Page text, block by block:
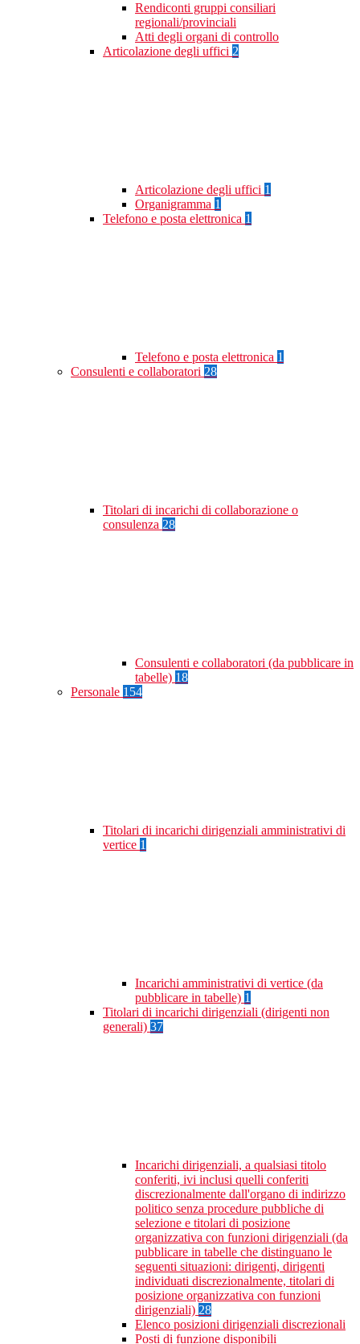
Rendiconti gruppi consiliari
regionali/provinciali
Atti degli organi di controllo
Articolazione degli uffici 2
Articolazione degli uffici 1
Organigramma 1
Telefono e posta elettronica 1
Telefono e posta elettronica 1
Consulenti e collaboratori 28
Titolari di incarichi di collaborazione o
consulenza 28
Consulenti e collaboratori (da pubblicare in
tabelle) 18
Personale 154
Titolari di incarichi dirigenziali amministrativi di
vertice 1
Incarichi amministrativi di vertice (da
pubblicare in tabelle) 1
Titolari di incarichi dirigenziali (dirigenti non
generali) 37
Incarichi dirigenziali, a qualsiasi titolo
conferiti, ivi inclusi quelli conferiti
discrezionalmente dall'organo di indirizzo
politico senza procedure pubbliche di
selezione e titolari di posizione
organizzativa con funzioni dirigenziali (da
pubblicare in tabelle che distinguano le
seguenti situazioni: dirigenti, dirigenti
individuati discrezionalmente, titolari di
posizione organizzativa con funzioni
dirigenziali) 28
Elenco posizioni dirigenziali discrezionali
Posti di funzione disponibili